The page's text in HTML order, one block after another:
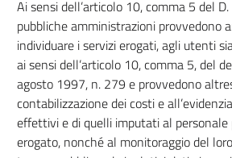
Ai sensi dell’articolo 10, comma 5 del
pubbliche amministrazioni provvedono
individuare i servizi erogati, agli utenti
ai sensi dell’articolo 10, comma 5, del
agosto 1997, n. 279 e provvedono
contabilizzazione dei costi e
effettivi e di quelli imputati al personale
erogato, nonché al monitoraggio del